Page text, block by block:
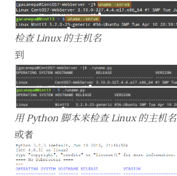
检查 Linux 的主机名
到
用 Python 脚本来检查 Linux 的主机名
或者